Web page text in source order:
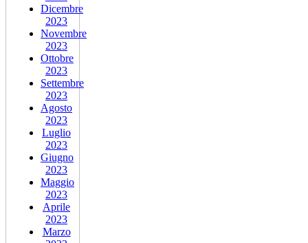
Dicembre
2023
Novembre
2023
Ottobre
2023
Settembre
2023
Agosto
2023
Luglio
2023
Giugno
2023
Maggio
2023
Aprile
2023
Marzo